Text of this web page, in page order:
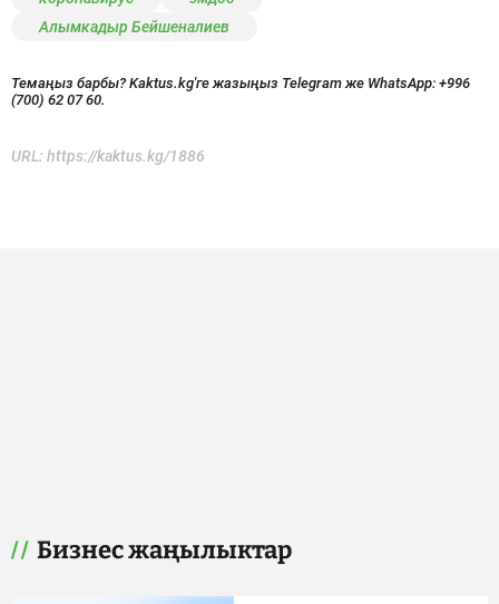
Алымкадыр Бейшеналиев
Темаңыз барбы? Kaktus.kg'ге жазыңыз Telegram же WhatsApp: +996
(700) 62 07 60.
URL: https://kaktus.kg/1886
Бизнес жаңылыктар